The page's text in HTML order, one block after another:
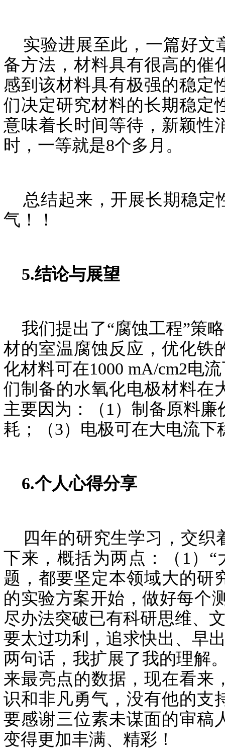
实验进展至此，一篇好文
备方法，材料具有很高的催
感到该材料具有极强的稳定
们决定研究材料的长期稳定
意味着长时间等待，新颖性
时，一等就是8个多月。
总结起来，开展长期稳定
气！！
5.结论与展望
我们提出了“腐蚀工程”策
材的室温腐蚀反应，优化铁
化材料可在1000 mA/cm2电
们制备的水氧化电极材料在
主要因为：（1）制备原料
耗；（3）电极可在大电流下
6.个人心得分享
四年的研究生学习，交织
下来，概括为两点：（1）
题，都要坚定本领域大的研
的实验方案开始，做好每个
尽办法突破已有科研思维、
要太过功利，追求快出、早
两句话，我扩展了我的理解
来最亮点的数据，现在看来
识和非凡勇气，没有他的支
要感谢三位素未谋面的审稿
变得更加丰满、精彩！